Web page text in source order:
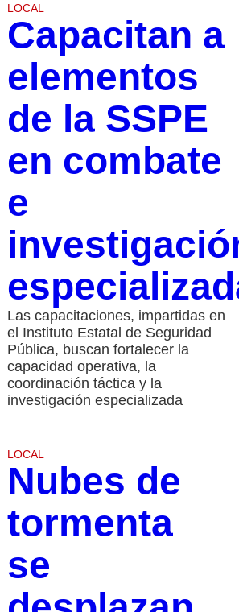
LOCAL
Capacitan a
elementos
de la SSPE
en combate
e
Las capacitaciones, impartidas en
el Instituto Estatal de Seguridad
Pública, buscan fortalecer la
capacidad operativa, la
coordinación táctica y la
investigación especializada
LOCAL
Nubes de
tormenta
se